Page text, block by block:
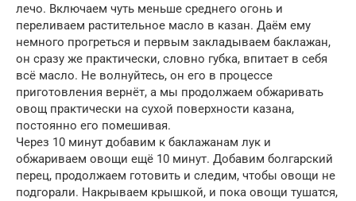
лечо. Включаем чуть меньше среднего огонь и
переливаем растительное масло в казан. Даём ему
немного прогреться и первым закладываем баклажан,
он сразу же практически, словно губка, впитает в себя
всё масло. Не волнуйтесь, он его в процессе
приготовления вернёт, а мы продолжаем обжаривать
овощ практически на сухой поверхности казана,
постоянно его помешивая.
Через 10 минут добавим к баклажанам лук и
обжариваем овощи ещё 10 минут. Добавим болгарский
перец, продолжаем готовить и следим, чтобы овощи не
подгорали. Накрываем крышкой, и пока овощи тушатся,